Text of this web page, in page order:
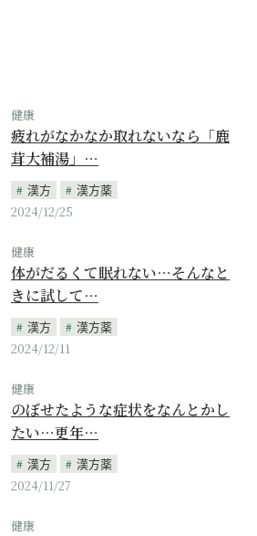
健康
疲れがなかなか取れないなら「鹿
茸大補湯」…
漢方
漢方薬
2024/12/25
健康
体がだるくて眠れない…そんなと
きに試して…
漢方
漢方薬
2024/12/11
健康
のぼせたような症状をなんとかし
たい…更年…
漢方
漢方薬
2024/11/27
健康